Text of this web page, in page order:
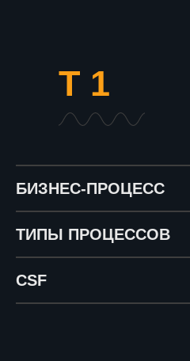
Т 1
БИЗНЕС-ПРОЦЕСС
ТИПЫ ПРОЦЕССОВ
CSF